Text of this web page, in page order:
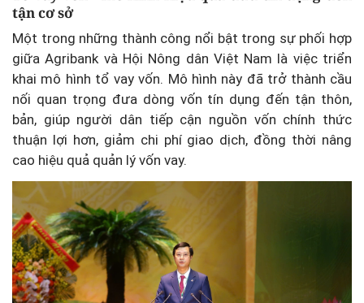
tận cơ sở
Một trong những thành công nổi bật trong sự phối hợp
giữa Agribank và Hội Nông dân Việt Nam là việc triển
khai mô hình tổ vay vốn. Mô hình này đã trở thành cầu
nối quan trọng đưa dòng vốn tín dụng đến tận thôn,
bản, giúp người dân tiếp cận nguồn vốn chính thức
thuận lợi hơn, giảm chi phí giao dịch, đồng thời nâng
cao hiệu quả quản lý vốn vay.